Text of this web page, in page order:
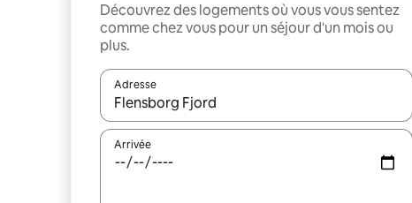
Découvrez des logements où vous vous sentez
comme chez vous pour un séjour d'un mois ou
plus.
Adresse
Lorsque les résultats s'affichent, utilisez les flèches
Arrivée